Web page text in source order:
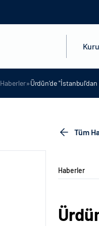
Haberler»Ürdün’de
Tüm
Haberler